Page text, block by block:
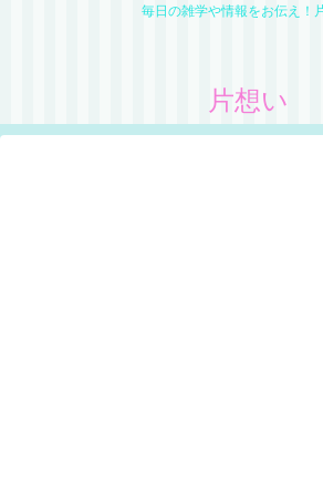
毎日の雑学や情報をお伝え！
片想い